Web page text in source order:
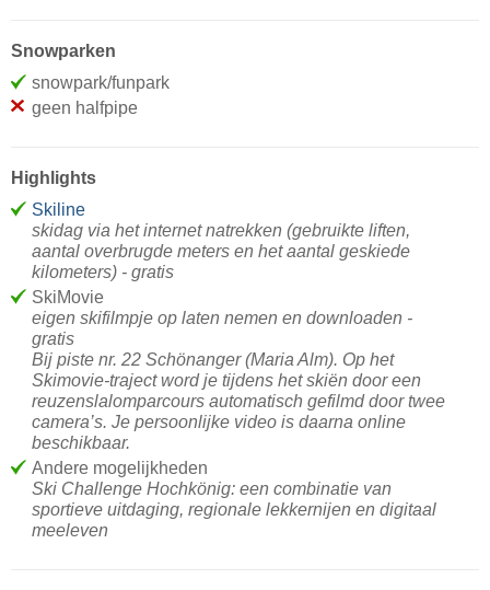
Snowparken
snowpark/funpark
geen halfpipe
Highlights
Skiline
skidag via het internet natrekken (gebruikte liften,
aantal overbrugde meters en het aantal geskiede
kilometers) - gratis
SkiMovie
eigen skifilmpje op laten nemen en downloaden -
gratis
Bij piste nr. 22 Schönanger (Maria Alm). Op het
Skimovie-traject word je tijdens het skiën door een
reuzenslalomparcours automatisch gefilmd door twee
camera’s. Je persoonlijke video is daarna online
beschikbaar.
Andere mogelijkheden
Ski Challenge Hochkönig: een combinatie van
sportieve uitdaging, regionale lekkernijen en digitaal
meeleven